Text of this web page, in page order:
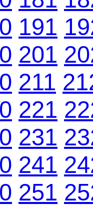
191
201
211
221
231
241
251